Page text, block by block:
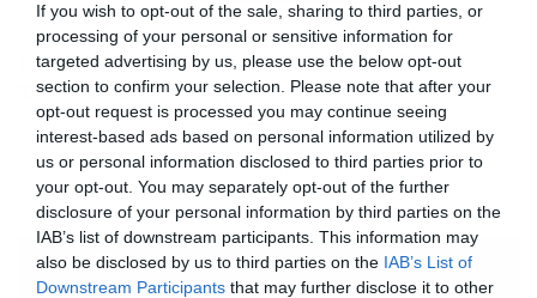
If you wish to opt-out of the sale, sharing to third parties, or
processing of your personal or sensitive information for
targeted advertising by us, please use the below opt-out
section to confirm your selection. Please note that after your
opt-out request is processed you may continue seeing
interest-based ads based on personal information utilized by
us or personal information disclosed to third parties prior to
your opt-out. You may separately opt-out of the further
disclosure of your personal information by third parties on the
IAB’s list of downstream participants. This information may
also be disclosed by us to third parties on the IAB’s List of
Downstream Participants that may further disclose it to other
17/09/2016 14:44
Δείτε τη βράβευση του Διαμαντίδη από
την Μακάμπι (vid)
Όταν όλοι υποκλίνονται στο μεγαλείο του αρχηγού τα
λόγια είναι περιττά. Ο Δημήτρης Διαμαντίδης τιμήθηκε
από την ομάδα της Μακάμπι Τελ Αβίβ για όσα έχει
προσφέρει στο μπάσκετ και στν αθλητισμό. Ο αθλητής
πήρε μια συλλεκτική μπλούζα της ομάδας, του Ισραήλ, με
το νούμερο 13 και το όνομα του. Απόψε ολοκληρώνεται
το τουρνουά και από […]